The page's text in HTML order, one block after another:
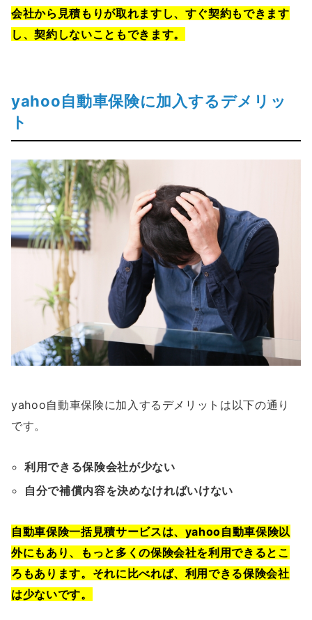
会社から見積もりが取れますし、すぐ契約もできます
し、契約しないこともできます。
yahoo自動車保険に加入するデメリッ
ト
yahoo自動車保険に加入するデメリットは以下の通り
です。
利用できる保険会社が少ない
自分で補償内容を決めなければいけない
自動車保険一括見積サービスは、yahoo自動車保険以
外にもあり、もっと多くの保険会社を利用できるとこ
ろもあります。それに比べれば、利用できる保険会社
は少ないです。